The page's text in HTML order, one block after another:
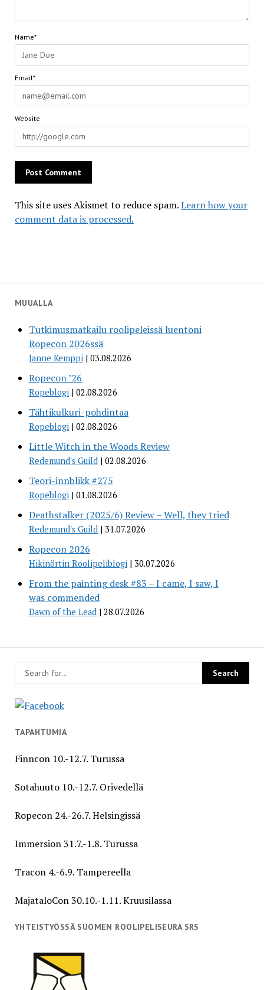
MUUALLA
Tutkimusmatkailu roolipeleissä luentoni
Ropecon 2026ssä
Janne Kemppi 03.08.2026
Ropecon ’26
Ropeblogi 02.08.2026
Tähtikulkuri-pohdintaa
Ropeblogi 02.08.2026
Little Witch in the Woods Review
Redemund's Guild 02.08.2026
Teori-innblikk #275
Ropeblogi 01.08.2026
Deathstalker (2025/6) Review – Well, they tried
Redemund's Guild 31.07.2026
Ropecon 2026
Hikinörtin Roolipeliblogi 30.07.2026
From the painting desk #83 – I came, I saw, I
was commended
Dawn of the Lead 28.07.2026
Name*
Email*
Website
This site uses Akismet to reduce spam.Learn how your
comment data is processed.
TAPAHTUMIA
Finncon 10.-12.7. Turussa
Sotahuuto 10.-12.7. Orivedellä
Ropecon 24.-26.7. Helsingissä
Immersion 31.7.-1.8. Turussa
Tracon 4.-6.9. Tampereella
MajataloCon 30.10.-1.11. Kruusilassa
YHTEISTYÖSSÄ SUOMEN ROOLIPELISEURA SRS